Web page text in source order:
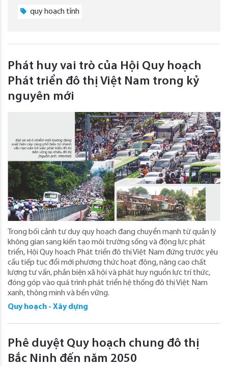
quy hoạch tỉnh
Phát huy vai trò của Hội Quy hoạch
Phát triển đô thị Việt Nam trong kỷ
nguyên mới
Trong bối cảnh tư duy quy hoạch đang chuyển mạnh từ quản lý
không gian sang kiến tạo môi trường sống và động lực phát
triển, Hội Quy hoạch Phát triển đô thị Việt Nam đứng trước yêu
cầu tiếp tục đổi mới phương thức hoạt động, nâng cao chất
lượng tư vấn, phản biện xã hội và phát huy nguồn lực trí thức,
đóng góp vào quá trình phát triển hệ thống đô thị Việt Nam
xanh, thông minh và bền vững.
Quy hoạch - Xây dựng
Phê duyệt Quy hoạch chung đô thị
Bắc Ninh đến năm 2050